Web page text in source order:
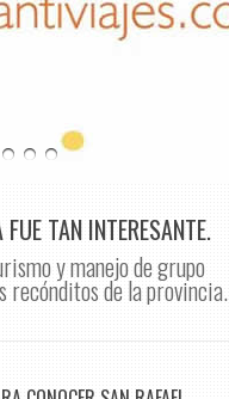
TAN INTERESANTE.
y manejo de grupo
recónditos de la provincia.